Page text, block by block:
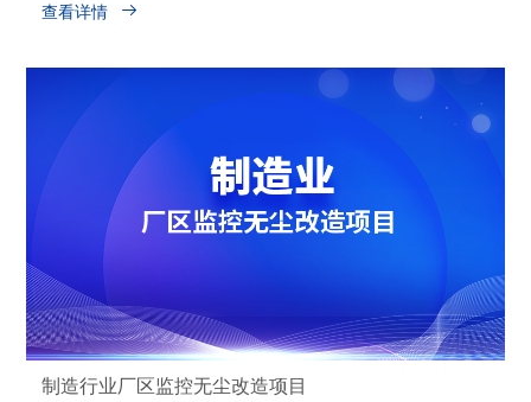
理方式难以适应日益复杂的业务需求，导致数据整合
为了实现发票数据的高效管理与分析，提升财务管理
效率，客户决定开发一套全新的发票管理系统，以发
票数据驱动业务决策，精确掌握代理商销售动态，优
化供应链管理。
查看详情 
制造行业厂区监控无尘改造项目